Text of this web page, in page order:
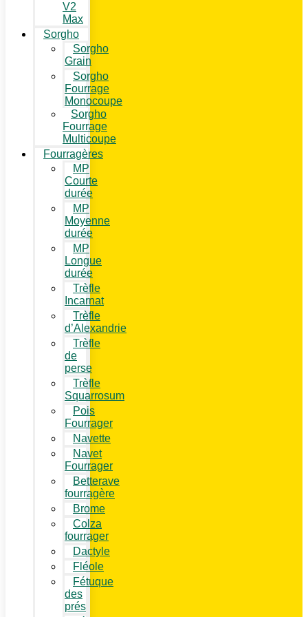
V2
Max
Sorgho
Sorgho
Grain
Sorgho
Fourrage
Monocoupe
Sorgho
Fourrage
Multicoupe
Fourragères
MP
Courte
durée
MP
Moyenne
durée
MP
Longue
durée
Trèfle
Incarnat
Trèfle
d’Alexandrie
Trèfle
de
perse
Trèfle
Squarrosum
Pois
Fourrager
Navette
Navet
Fourrager
Betterave
fourragère
Brome
Colza
fourrager
Dactyle
Fléole
Fétuque
des
prés